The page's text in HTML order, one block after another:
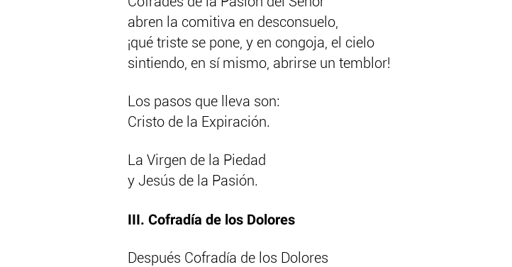
abren la comitiva en desconsuelo,
¡qué triste se pone, y en congoja, el cielo
sintiendo, en sí mismo, abrirse un temblor!
Los pasos que lleva son:
Cristo de la Expiración.
La Virgen de la Piedad
y Jesús de la Pasión.
III. Cofradía de los Dolores
Después Cofradía de los Dolores